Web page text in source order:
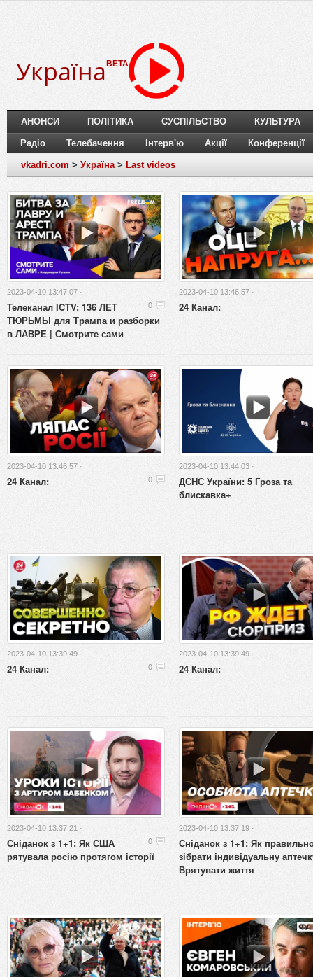
Україна BETA
АНОНСИ ПОЛІТИКА СУСПІЛЬСТВО КУЛЬТУРА
Радіо Телебачення Інтерв'ю Акції Конференції
vkadri.com > Україна> Last videos
2023-04-10 13:47:07 ·
0
Телеканал ICTV: 136 ЛЕТ
ТЮРЬМЫ для Трампа и разборки
в ЛАВРЕ | Смотрите сами
2023-04-10 13:46:57 ·
24 Канал:
2023-04-10 13:46:57 ·
0
24 Канал:
2023-04-10 13:44:03 ·
ДСНС України: 5 Гроза та
блискавка+
2023-04-10 13:39:49 ·
0
24 Канал:
2023-04-10 13:39:49 ·
24 Канал:
2023-04-10 13:37:21 ·
0
Сніданок з 1+1: Як США
рятувала росію протягом історії
2023-04-10 13:37:19 ·
Сніданок з 1+1: Як
зібрати індивідуальну
Врятувати життя